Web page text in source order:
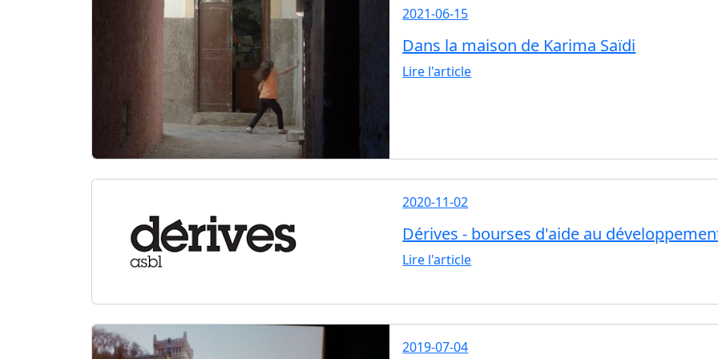
2021-06-15
Dans la maison de Karima Saïdi
Lire l'article
2020-11-02
Dérives - bourses d'aide au
Lire l'article
2019-07-04